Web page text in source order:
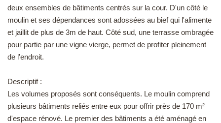
CONTACT
EN
deux ensembles de bâtiments centrés sur la cour. D'un côté le
moulin et ses dépendances sont adossées au bief qui l'alimente
et jaillit de plus de 3m de haut. Côté sud, une terrasse ombragée
pour partie par une vigne vierge, permet de profiter pleinement
de l'endroit.
Descriptif :
Les volumes proposés sont conséquents. Le moulin comprend
plusieurs bâtiments reliés entre eux pour offrir près de 170 m²
d'espace rénové. Le premier des bâtiments a été aménagé en